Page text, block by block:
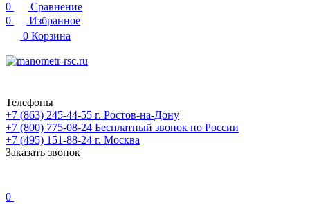
0
Сравнение
0
Избранное
0 Корзина
Телефоны
+7 (863) 245-44-55 г. Ростов-на-Дону
+7 (800) 775-08-24 Бесплатный звонок по России
+7 (495) 151-88-24 г. Москва
Заказать звонок
0